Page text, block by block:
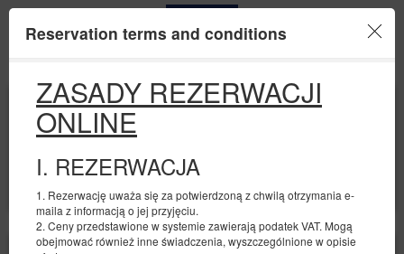
Reservation terms and conditions
ZASADY REZERWACJI
ONLINE
I. REZERWACJA
1. Rezerwację uważa się za potwierdzoną z chwilą otrzymania e-
maila z informacją o jej przyjęciu.
2. Ceny przedstawione w systemie zawierają podatek VAT. Mogą
obejmować również inne świadczenia, wyszczególnione w opisie
BEGINNING
08
AUGUST
2026
END
NUMBER OF GUESTS